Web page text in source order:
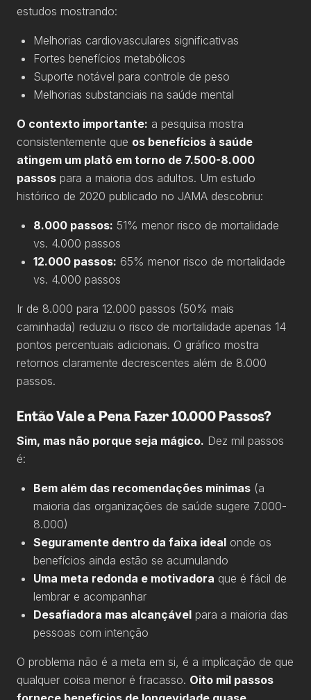
estudos mostrando:
Melhorias cardiovasculares significativas
Fortes benefícios metabólicos
Suporte notável para controle de peso
Melhorias substanciais na saúde mental
O contexto importante: a pesquisa mostra
consistentemente que os benefícios à saúde
atingem um platô em torno de 7.500-8.000
passos para a maioria dos adultos. Um estudo
histórico de 2020 publicado no JAMA descobriu:
8.000 passos: 51% menor risco de mortalidade
vs. 4.000 passos
12.000 passos: 65% menor risco de mortalidade
vs. 4.000 passos
Ir de 8.000 para 12.000 passos (50% mais
caminhada) reduziu o risco de mortalidade apenas 14
pontos percentuais adicionais. O gráfico mostra
retornos claramente decrescentes além de 8.000
passos.
Então Vale a Pena Fazer 10.000 Passos?
Sim, mas não porque seja mágico. Dez mil passos
é:
Bem além das recomendações mínimas (a
maioria das organizações de saúde sugere 7.000-
8.000)
Seguramente dentro da faixa ideal onde os
benefícios ainda estão se acumulando
Uma meta redonda e motivadora que é fácil de
lembrar e acompanhar
Desafiadora mas alcançável para a maioria das
pessoas com intenção
O problema não é a meta em si, é a implicação de que
qualquer coisa menor é fracasso. Oito mil passos